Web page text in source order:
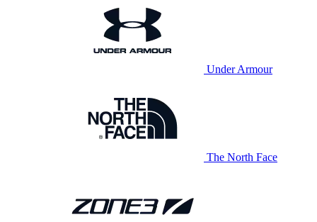
Under Armour
The North Face